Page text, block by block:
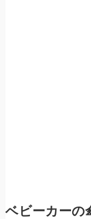
ベビーカーの